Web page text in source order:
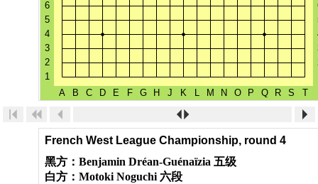
French West League Championship, round 4
黑方： Benjamin Dréan-Guénaïzia 五级
白方： Motoki Noguchi 六段